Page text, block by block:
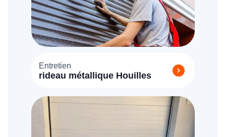
Entretien
rideau métallique Houilles